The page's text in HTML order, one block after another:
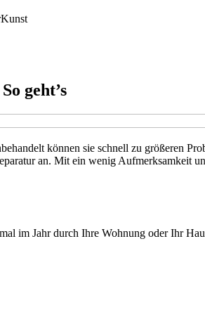
Kunst
geht’s
können sie schnell zu größeren
an. Mit ein wenig Aufmerksamkeit
im Jahr durch Ihre Wohnung oder Ihr